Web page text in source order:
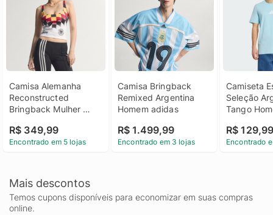
Camisa Alemanha
Reconstructed
Bringback Mulher
R$ 349,99
Encontrado em 5 lojas
Camisa Bringback
Remixed Argentina
Homem adidas
R$ 1.499,99
Encontrado em 3 lojas
Camiseta
Seleção
Tango
R$
Encontrado
Mais descontos
Temos cupons disponíveis para economizar em suas compras
online.